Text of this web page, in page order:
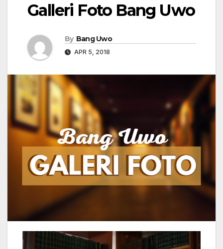
Galleri Foto Bang Uwo
By Bang Uwo
APR 5, 2018